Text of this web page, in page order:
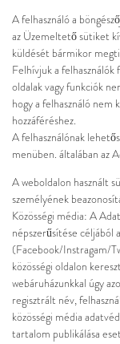
A felhasználó a
az Üzemeltető sütiket
küldését bármikor
Felhívjuk a felhasználók
oldalak vagy funkciók
hogy a felhasználó nem
hozzáféréshez.
A felhasználónak
menüben. általában az
A weboldalon használt
személyének
Közösségi média: A
népszerűsítése céljából
(Facebook/Instragam/
közösségi oldalon
webáruházunkkal úgy
regisztrált név,
közösségi média
tartalom publikálása